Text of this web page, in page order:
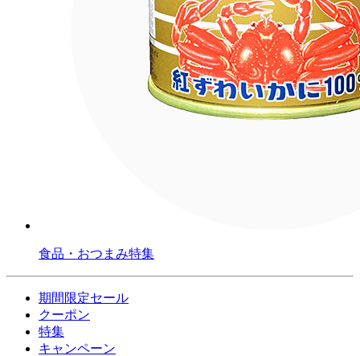
食品・おつまみ特集
期間限定セール
クーポン
特集
キャンペーン